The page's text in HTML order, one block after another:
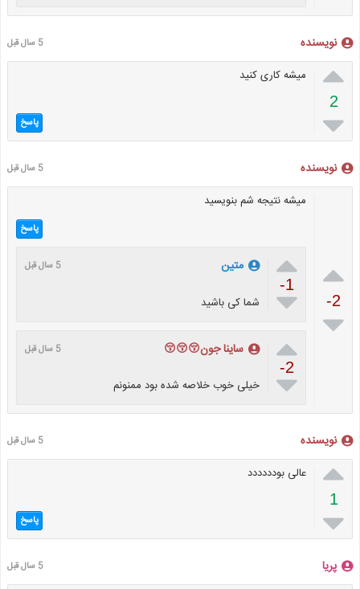
نویسنده 5 سال قبل

2

میشه کاری کنید
پاسخ
نویسنده 5 سال قبل

-2

میشه نتیجه شم بنویسید
پاسخ

-1

متین 5 سال قبل
شما کی باشید

-2

ساینا جون😚😚😚 5 سال قبل
خیلی خوب خلاصه شده بود ممنونم
نویسنده 5 سال قبل

1

عالی بودددددد
پاسخ
پریا 5 سال قبل